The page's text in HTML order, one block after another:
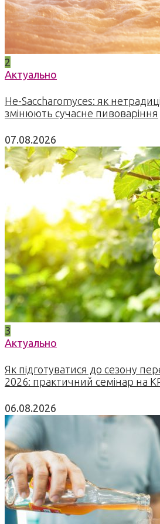
2
Актуально
Не-Saccharomyces: як
змінюють сучасне пивоваріння
07.08.2026
3
Актуально
Як підготуватися до сезону
2026: практичний семінар на
06.08.2026